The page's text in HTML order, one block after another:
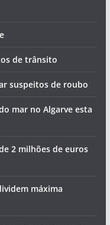
de trânsito
suspeitos de roubo
mar no Algarve esta
2 milhões de euros
máxima